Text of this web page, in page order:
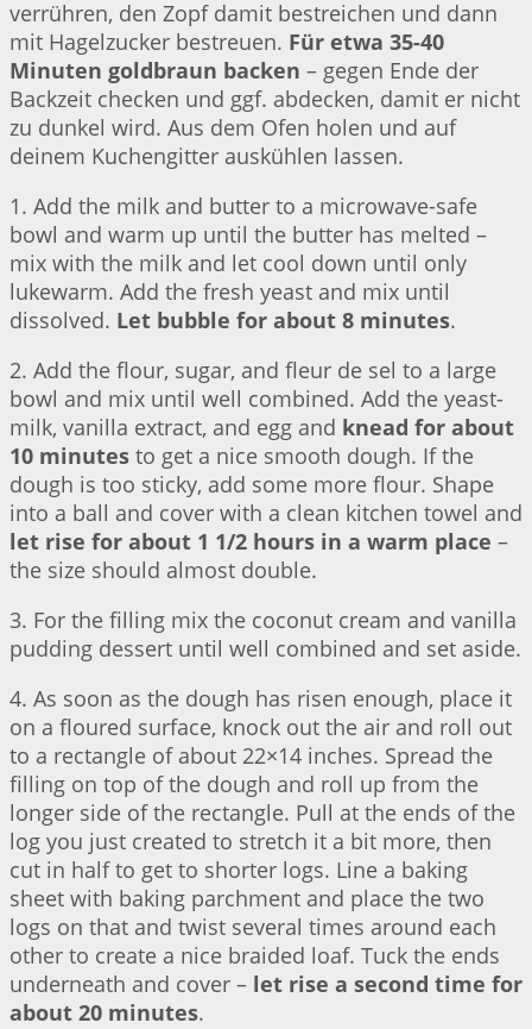
verrühren, den Zopf damit bestreichen und dann
mit Hagelzucker bestreuen. Für etwa 35-40
Minuten goldbraun backen – gegen Ende der
Backzeit checken und ggf. abdecken, damit er nicht
zu dunkel wird. Aus dem Ofen holen und auf
deinem Kuchengitter auskühlen lassen.
1. Add the milk and butter to a microwave-safe
bowl and warm up until the butter has melted –
mix with the milk and let cool down until only
lukewarm. Add the fresh yeast and mix until
dissolved. Let bubble for about 8 minutes.
2. Add the flour, sugar, and fleur de sel to a large
bowl and mix until well combined. Add the yeast-
milk, vanilla extract, and egg and knead for about
10 minutes to get a nice smooth dough. If the
dough is too sticky, add some more flour. Shape
into a ball and cover with a clean kitchen towel and
let rise for about 1 1/2 hours in a warm place –
the size should almost double.
3. For the filling mix the coconut cream and vanilla
pudding dessert until well combined and set aside.
4. As soon as the dough has risen enough, place it
on a floured surface, knock out the air and roll out
to a rectangle of about 22×14 inches. Spread the
filling on top of the dough and roll up from the
longer side of the rectangle. Pull at the ends of the
log you just created to stretch it a bit more, then
cut in half to get to shorter logs. Line a baking
sheet with baking parchment and place the two
logs on that and twist several times around each
other to create a nice braided loaf. Tuck the ends
underneath and cover – let rise a second time for
about 20 minutes.